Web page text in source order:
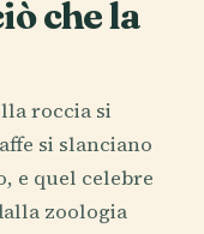
che la
roccia si
si slanciano
e quel celebre
zoologia